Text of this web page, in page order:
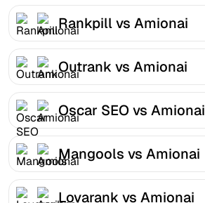
Rankpill vs Amionai
Outrank vs Amionai
Oscar SEO vs Amionai
Mangools vs Amionai
Lovarank vs Amionai